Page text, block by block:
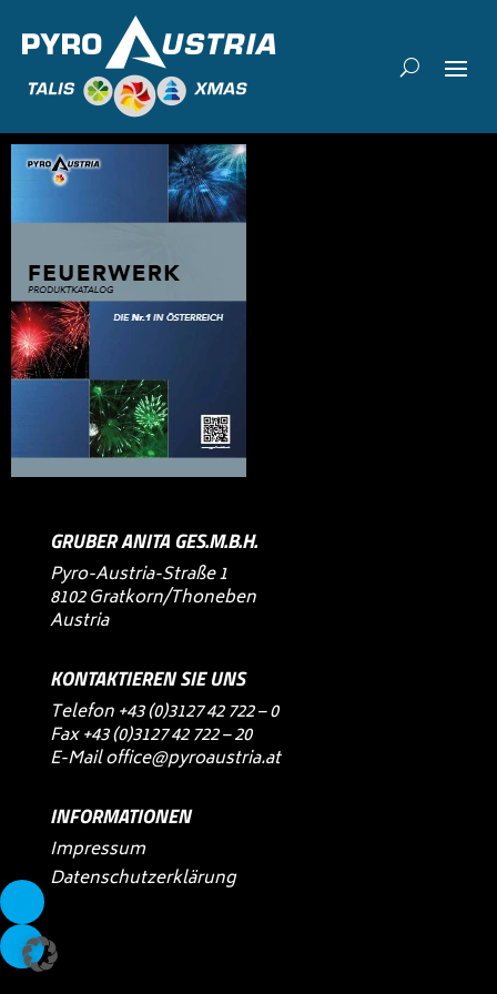
GRUBER ANITA GES.M.B.H.
Pyro-Austria-Straße 1
8102 Gratkorn/Thoneben
Austria
KONTAKTIEREN SIE UNS
Telefon+43 (0)3127 42 722 – 0
Fax +43 (0)3127 42 722 – 20
E-Mailoffice@pyroaustria.at
INFORMATIONEN
Impressum
Datenschutzerklärung